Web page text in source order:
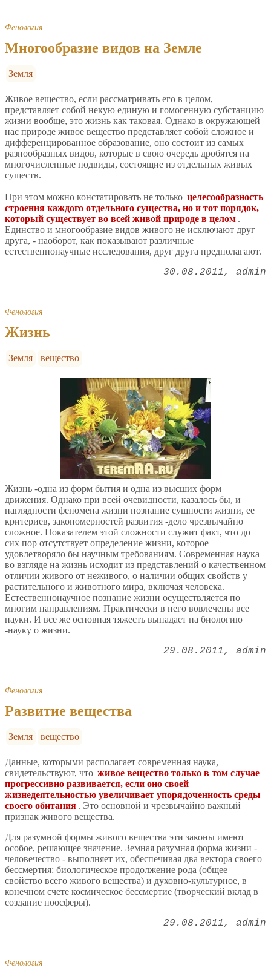
Фенология
Многообразие видов на Земле
Земля
Живое вещество, если рассматривать его в целом,
представляет собой некую единую и гомогенную субстанцию
жизни вообще, это жизнь как таковая. Однако в окружающей
нас природе живое вещество представляет собой сложное и
дифференцированное образование, оно состоит из самых
разнообразных видов, которые в свою очередь дробятся на
многочисленные подвиды, состоящие из отдельных живых
существ.
При этом можно констатировать не только целесообразность
строения каждого отдельного существа, но и тот порядок,
который существует во всей живой природе в целом .
Единство и многообразие видов живого не исключают друг
друга, - наоборот, как показывают различные
естественнонаучные исследования, друг друга предполагают.
30.08.2011 admin
Фенология
Жизнь
Земля вещество
Жизнь -одна из форм бытия и одна из высших форм
движения. Однако при всей очевидности, казалось бы, и
наглядности феномена жизни познание сущности жизни, ее
критериев, закономерностей развития -дело чрезвычайно
сложное. Показателем этой сложности служит факт, что до
сих пор отсутствует определение жизни, которое
удовлетворяло бы научным требованиям. Современная наука
во взгляде на жизнь исходит из представлений о качественном
отличии живого от неживого, о наличии общих свойств у
растительного и животного мира, включая человека.
Естественнонаучное познание жизни осуществляется по
многим направлениям. Практически в него вовлечены все
науки. И все же основная тяжесть выпадает на биологию
-науку о жизни.
29.08.2011 admin
Фенология
Развитие вещества
Земля вещество
Данные, которыми располагает современная наука,
свидетельствуют, что живое вещество только в том случае
прогрессивно развивается, если оно своей
жизнедеятельностью увеличивает упорядоченность среды
своего обитания . Это основной и чрезвычайно важный
признак живого вещества.
Для разумной формы живого вещества эти законы имеют
особое, решающее значение. Земная разумная форма жизни -
человечество - выполняет их, обеспечивая два вектора своего
бессмертия: биологическое продолжение рода (общее
свойство всего живого вещества) и духовно-культурное, в
конечном счете космическое бессмертие (творческий вклад в
создание ноосферы).
29.08.2011 admin
Фенология